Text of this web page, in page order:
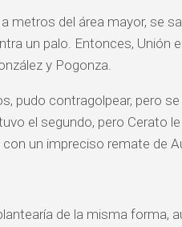
metros del área mayor, se
un palo. Entonces, Unión
y Pogonza.
pudo contragolpear, pero
el segundo, pero Cerato
un impreciso remate de
de la misma forma,